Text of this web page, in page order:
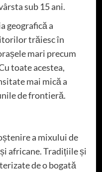
sub 15 ani.
geografică a
trăiesc în
mari precum
toate acestea,
mai mică a
de frontieră.
a mixului de
africane. Tradițiile și
de o bogată